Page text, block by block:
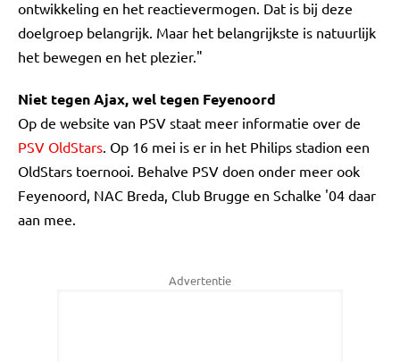
ontwikkeling en het reactievermogen. Dat is bij deze
doelgroep belangrijk. Maar het belangrijkste is natuurlijk
het bewegen en het plezier."
Niet tegen Ajax, wel tegen Feyenoord
Op de website van PSV staat meer informatie over de
PSV OldStars. Op 16 mei is er in het Philips stadion een
OldStars toernooi. Behalve PSV doen onder meer ook
Feyenoord, NAC Breda, Club Brugge en Schalke '04 daar
aan mee.
Advertentie